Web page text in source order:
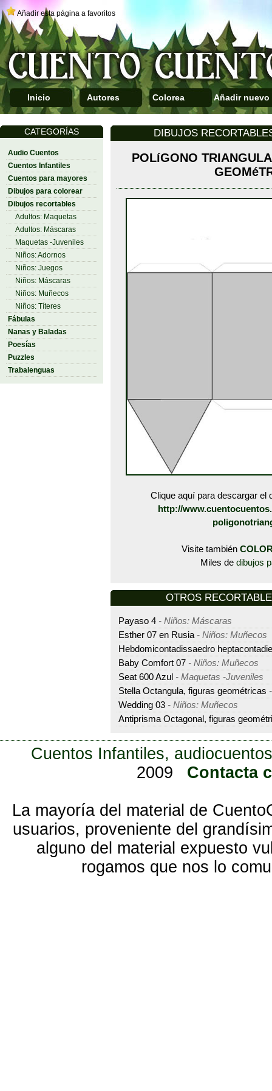
Añadir esta página a favoritos
Inicio Autores Colorea Añadir nuevo
CATEGORÍAS
Audio Cuentos
Cuentos Infantiles
Cuentos para mayores
Dibujos para colorear
Dibujos recortables
Adultos: Maquetas
Adultos: Máscaras
Maquetas -Juveniles
Niños: Adornos
Niños: Juegos
Niños: Máscaras
Niños: Muñecos
Niños: Títeres
Fábulas
Nanas y Baladas
Poesías
Puzzles
Trabalenguas
DIBUJOS
POLíGONO
Clique aquí para descargar el
http://
Visite también
Miles de dibujos
OTROS
Payaso 4 - Niños: Máscaras
Esther 07 en Rusia - Niños: Muñecos
Hebdomicontadissaedro
Baby Comfort 07 - Niños: Muñecos
Seat 600 Azul - Maquetas -Juveniles
Stella Octangula, figuras geométricas
Wedding 03 - Niños: Muñecos
Antiprisma Octagonal, figuras
Cuentos Infantiles,
2009
Contacta
La mayoría del material de
usuarios, proveniente del
alguno del material expuesto
rogamos que nos lo